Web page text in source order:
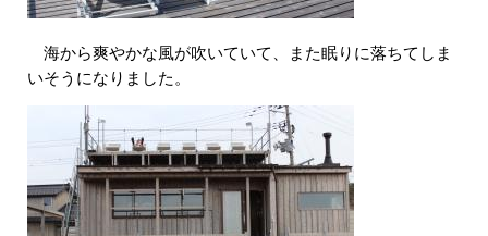
海から爽やかな風が吹いていて、また眠りに落ちてしま
いそうになりました。​